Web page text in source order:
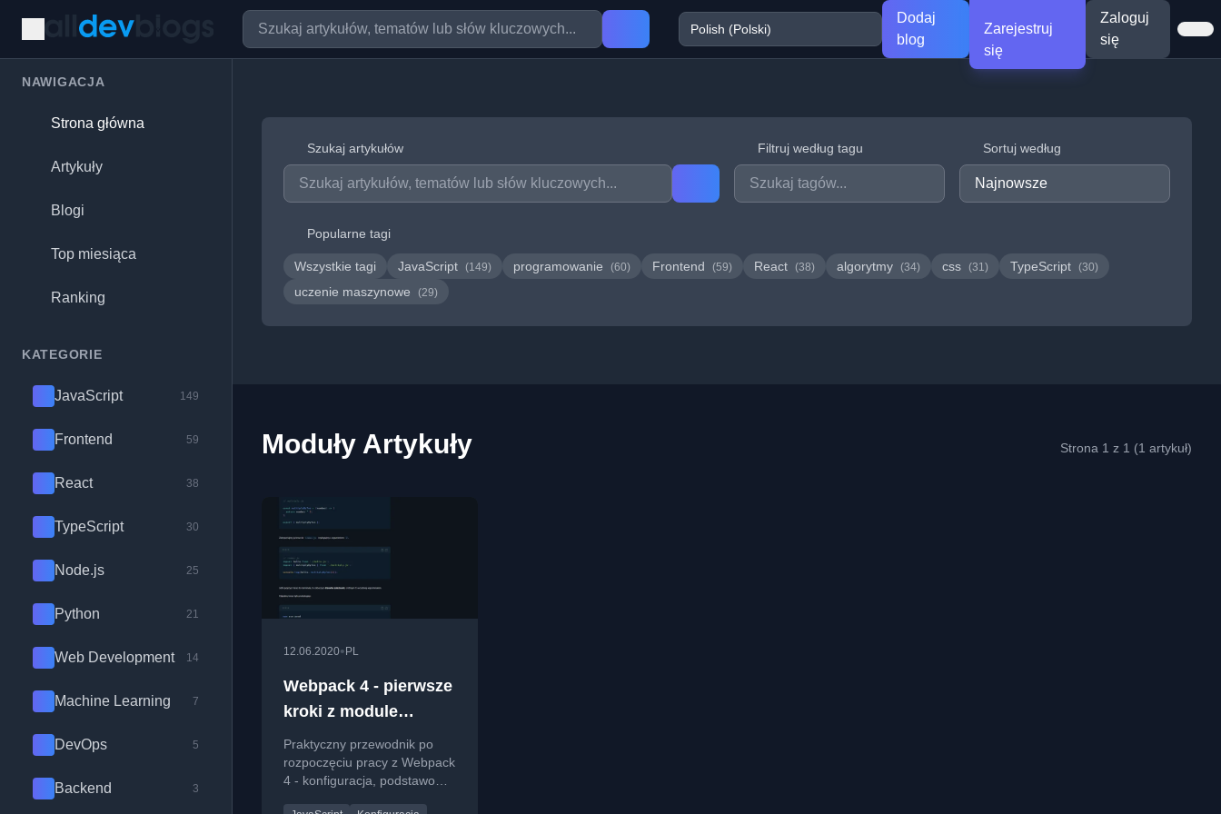
Dodaj
blog
Zarejestruj
się
Zaloguj
się
NAWIGACJA
Strona główna
Artykuły
Blogi
Top miesiąca
Ranking
KATEGORIE
JavaScript 149
Frontend 59
React 38
TypeScript 30
Node.js 25
Python 21
Web Development 14
Machine Learning 7
DevOps 5
Backend 3
Szukaj artykułów Filtruj według tagu Sortuj według
Popularne tagi
Wszystkie tagi JavaScript (149) programowanie (60) Frontend (59) React (38) algorytmy (34) css (31) TypeScript (30)
uczenie maszynowe (29)
Moduły Artykuły Strona 1 z 1 (1 artykuł)
12.06.2020• PL
Webpack 4 - pierwsze
kroki z module
bundlerem
Praktyczny przewodnik po
rozpoczęciu pracy z Webpack
4 - konfiguracja, podstawowe